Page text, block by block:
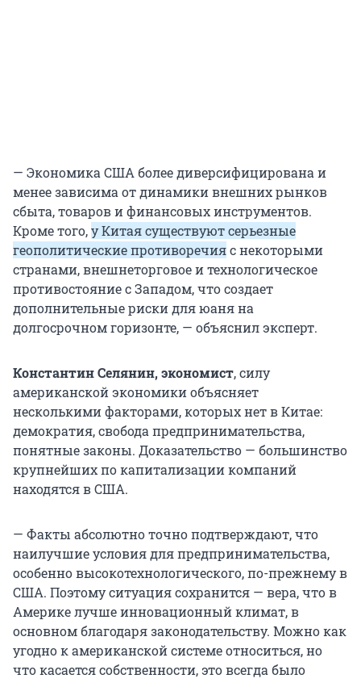
— Экономика США более диверсифицирована и
менее зависима от динамики внешних рынков
сбыта, товаров и финансовых инструментов.
Кроме того,у Китая существуют серьезные
геополитические противоречияс некоторыми
странами, внешнеторговое и технологическое
противостояние с Западом, что создает
дополнительные риски для юаня на
долгосрочном горизонте, — объяснил эксперт.
Константин Селянин, экономист, силу
американской экономики объясняет
несколькими факторами, которых нет в Китае:
демократия, свобода предпринимательства,
понятные законы. Доказательство — большинство
крупнейших по капитализации компаний
находятся в США.
— Факты абсолютно точно подтверждают, что
наилучшие условия для предпринимательства,
особенно высокотехнологического, по-прежнему в
США. Поэтому ситуация сохранится — вера, что в
Америке лучше инновационный климат, в
основном благодаря законодательству. Можно как
угодно к американской системе относиться, но
что касается собственности, это всегда было